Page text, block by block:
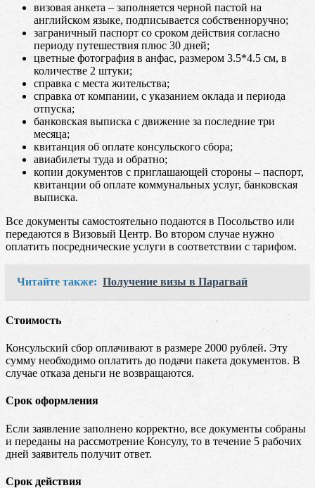
визовая анкета – заполняется черной пастой на
английском языке, подписывается собственноручно;
заграничный паспорт со сроком действия согласно
периоду путешествия плюс 30 дней;
цветные фотография в анфас, размером 3.5*4.5 см, в
количестве 2 штуки;
справка с места жительства;
справка от компании, с указанием оклада и периода
отпуска;
банковская выписка с движение за последние три
месяца;
квитанция об оплате консульского сбора;
авиабилеты туда и обратно;
копии документов с приглашающей стороны – паспорт,
квитанции об оплате коммунальных услуг, банковская
выписка.
Все документы самостоятельно подаются в Посольство или
передаются в Визовый Центр. Во втором случае нужно
оплатить посреднические услуги в соответствии с тарифом.
Читайте также: Получение визы в Парагвай
Стоимость
Консульский сбор оплачивают в размере 2000 рублей. Эту
сумму необходимо оплатить до подачи пакета документов. В
случае отказа деньги не возвращаются.
Срок оформления
Если заявление заполнено корректно, все документы собраны
и переданы на рассмотрение Консулу, то в течение 5 рабочих
дней заявитель получит ответ.
Срок действия